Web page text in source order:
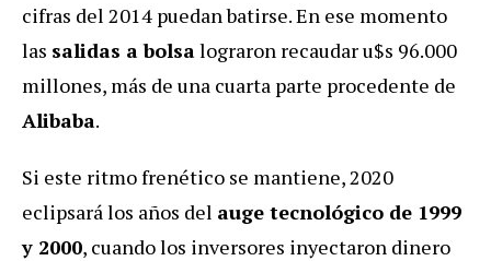
cifras del 2014 puedan batirse. En ese momento
las salidas a bolsalograron recaudar u$s 96.000
millones, más de una cuarta parte procedente de
Alibaba.
Si este ritmo frenético se mantiene, 2020
eclipsará los años del auge tecnológico de 1999
y 2000, cuando los inversores inyectaron dinero